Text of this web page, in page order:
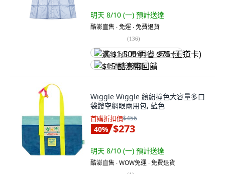
明天 8/10 (一) 預計送達
酷澎直售 ∙ 免運 ∙ 免費退貨
(136)
满 $1,500 再省 $75 (王道卡)
$15 酷澎幣回饋
Wiggle Wiggle 繽紛撞色大容量多口
袋鏤空網眼兩用包, 藍色
首購折扣價$456
40% $273
明天 8/10 (一) 預計送達
酷澎直售 ∙ WOW免運 ∙ 免費退貨